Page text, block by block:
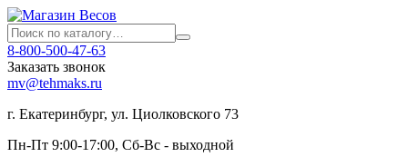
8-800-500-47-63
Заказать звонок
mv@tehmaks.ru
г. Екатеринбург, ул. Циолковского 73
Пн-Пт 9:00-17:00, Сб-Вс - выходной